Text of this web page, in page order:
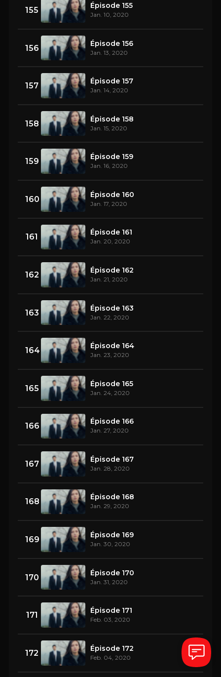
155 Épisode 155
Jan. 10, 2020
156 Épisode 156
Jan. 13, 2020
157 Épisode 157
Jan. 14, 2020
158 Épisode 158
Jan. 15, 2020
159 Épisode 159
Jan. 16, 2020
160 Épisode 160
Jan. 17, 2020
161 Épisode 161
Jan. 20, 2020
162 Épisode 162
Jan. 21, 2020
163 Épisode 163
Jan. 22, 2020
164 Épisode 164
Jan. 23, 2020
165 Épisode 165
Jan. 24, 2020
166 Épisode 166
Jan. 27, 2020
167 Épisode 167
Jan. 28, 2020
168 Épisode 168
Jan. 29, 2020
169 Épisode 169
Jan. 30, 2020
170 Épisode 170
Jan. 31, 2020
171 Épisode 171
Feb. 03, 2020
172 Épisode 172
Feb. 04, 2020